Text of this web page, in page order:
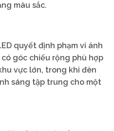
màu sắc.
quyết định phạm vi ánh
góc chiếu rộng phù hợp
vực lớn, trong khi đèn
sáng tập trung cho một